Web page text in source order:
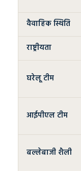
वैवाहिक स्थिति
राष्ट्रीयता
घरेलू टीम
आईपीएल टीम
बल्लेबाजी शैली